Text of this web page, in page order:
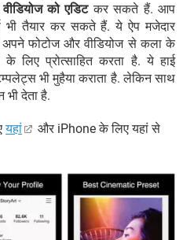
को एडिटकर सकते हैं. आप
भी तैयार कर सकते हैं. ये ऐप मजेदार
फोटोज और वीडियोज से कला के
प्रोत्साहित करता है. ये हाई
भी मुहैया कराता है. लेकिन साथ
देता है.
यहां
और iPhone के लिए यहां से